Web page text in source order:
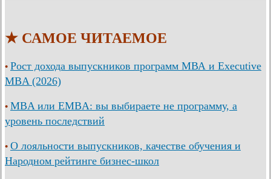
★ САМОЕ ЧИТАЕМОЕ
• Рост дохода выпускников программ МВА и Executive
MBA (2026)
• MBA или EMBA: вы выбираете не программу, а
уровень последствий
• О лояльности выпускников, качестве обучения и
Народном рейтинге бизнес-школ